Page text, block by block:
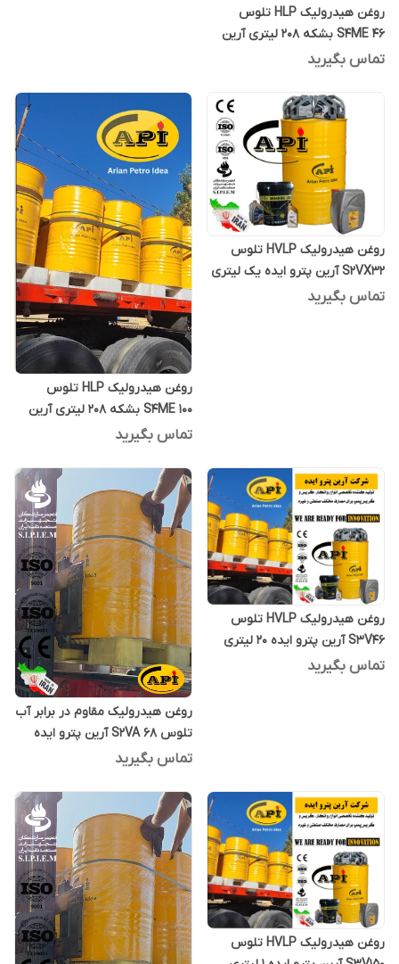
روغن هیدرولیک HLP تلوس
S4ME 46 بشکه 208 لیتری آرین
پترو ایده
تماس بگیرید
روغن هیدرولیک HVLP تلوس
S2VX32 آرین پترو ایده یک لیتری
تماس بگیرید
روغن هیدرولیک HLP تلوس
S4ME 100 بشکه 208 لیتری آرین
پترو ایده
تماس بگیرید
روغن هیدرولیک HVLP تلوس
S3V46 آرین پترو ایده 20 لیتری
تماس بگیرید
روغن هیدرولیک مقاوم در برابر آب
تلوس S2VA 68 آرین پترو ایده
بشکه 208 لیتری
تماس بگیرید
روغن هیدرولیک HVLP تلوس